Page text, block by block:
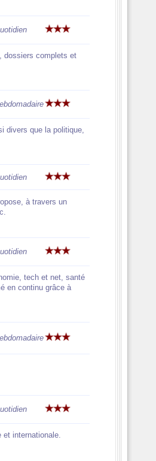
dossiers complets et
divers que la politique,
à travers un
tech et net, santé
en continu grâce à
et internationale.